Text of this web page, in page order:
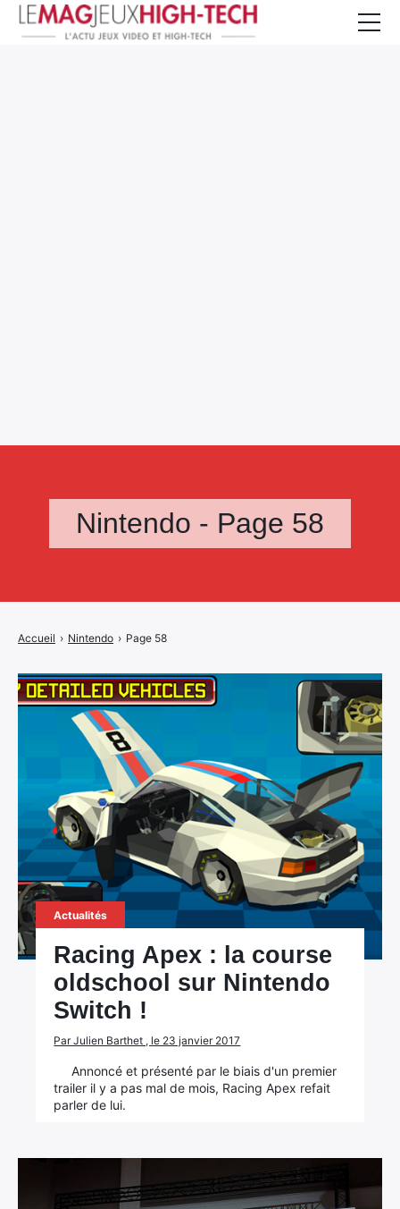
Nintendo - Page 58
Accueil › Nintendo › Page 58
Actualités
Racing Apex : la course
oldschool sur Nintendo
Switch !
Par Julien Barthet , le 23 janvier 2017
Annoncé et présenté par le biais d'un premier
trailer il y a pas mal de mois, Racing Apex refait
parler de lui.